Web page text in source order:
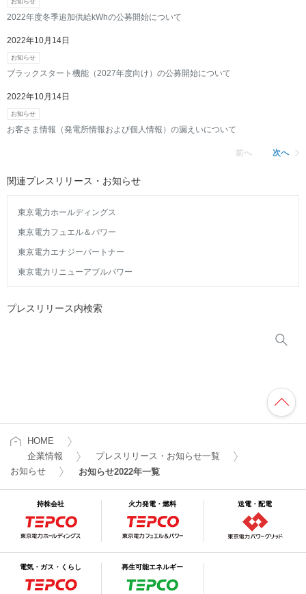
お知らせ
2022年度冬季追加供給kWhの公募開始について
2022年10月14日
お知らせ
ブラックスタート機能（2027年度向け）の公募開始について
2022年10月14日
お知らせ
お客さま情報（発電所情報および個人情報）の漏えいについて
前へ 次へ
関連プレスリリース・お知らせ
東京電力ホールディングス
東京電力フュエル＆パワー
東京電力エナジーパートナー
東京電力リニューアブルパワー
プレスリリース内検索
HOME
企業情報
プレスリリース・お知らせ一覧
お知らせ
お知らせ2022年一覧
持株会社 火力発電・燃料 送電・配電
電気・ガス・くらし 再生可能エネルギー